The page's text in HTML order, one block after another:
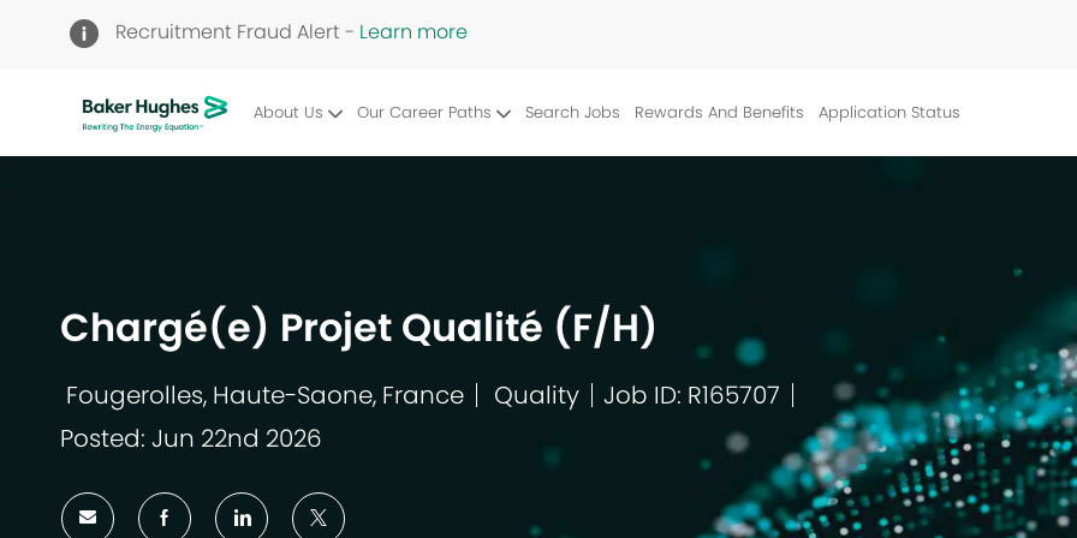
Recruitment Fraud Alert - Learn more
About Us Our Career Paths Search Jobs Rewards And Benefits Application Status
Chargé(e) Projet Qualité (F/H)
Location
Fougerolles, Haute-Saone, France
Category
Quality
Job ID: R165707
Posted: Jun 22nd 2026